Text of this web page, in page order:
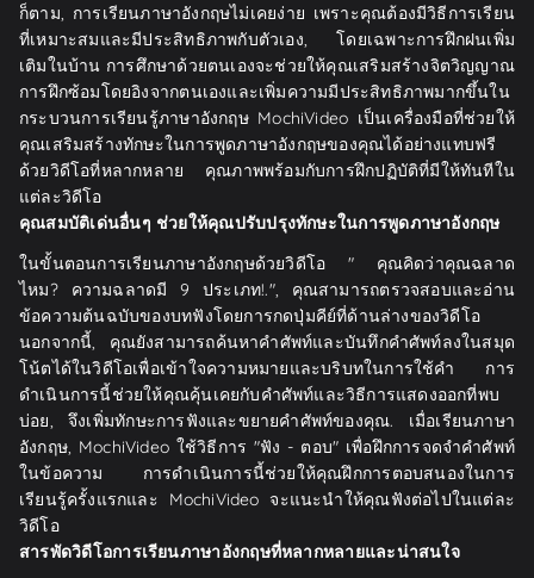
ก็ตาม, การเรียนภาษาอังกฤษไม่เคยง่าย เพราะคุณต้องมีวิธีการเรียน
ที่เหมาะสมและมีประสิทธิภาพกับตัวเอง, โดยเฉพาะการฝึกฝนเพิ่ม
เติมในบ้าน การศึกษาด้วยตนเองจะช่วยให้คุณเสริมสร้างจิตวิญญาณ
การฝึกซ้อมโดยอิงจากตนเองและเพิ่มความมีประสิทธิภาพมากขึ้นใน
กระบวนการเรียนรู้ภาษาอังกฤษ MochiVideo เป็นเครื่องมือที่ช่วยให้
คุณเสริมสร้างทักษะในการพูดภาษาอังกฤษของคุณได้อย่างแทบฟรี
ด้วยวิดีโอที่หลากหลาย คุณภาพพร้อมกับการฝึกปฏิบัติที่มีให้ทันทีใน
แต่ละวิดีโอ
คุณสมบัติเด่นอื่นๆ ช่วยให้คุณปรับปรุงทักษะในการพูดภาษาอังกฤษ
ในขั้นตอนการเรียนภาษาอังกฤษด้วยวิดีโอ " คุณคิดว่าคุณฉลาด
ไหม? ความฉลาดมี 9 ประเภท!.", คุณสามารถตรวจสอบและอ่าน
ข้อความต้นฉบับของบทฟังโดยการกดปุ่มคีย์ที่ด้านล่างของวิดีโอ
นอกจากนี้, คุณยังสามารถค้นหาคำศัพท์และบันทึกคำศัพท์ลงในสมุด
โน้ตได้ในวิดีโอเพื่อเข้าใจความหมายและบริบทในการใช้คำ การ
ดำเนินการนี้ช่วยให้คุณคุ้นเคยกับคำศัพท์และวิธีการแสดงออกที่พบ
บ่อย, จึงเพิ่มทักษะการฟังและขยายคำศัพท์ของคุณ. เมื่อเรียนภาษา
อังกฤษ, MochiVideo ใช้วิธีการ "ฟัง - ตอบ" เพื่อฝึกการจดจำคำศัพท์
ในข้อความ การดำเนินการนี้ช่วยให้คุณฝึกการตอบสนองในการ
เรียนรู้ครั้งแรกและ MochiVideo จะแนะนำให้คุณฟังต่อไปในแต่ละ
วิดีโอ
สารพัดวิดีโอการเรียนภาษาอังกฤษที่หลากหลายและน่าสนใจ